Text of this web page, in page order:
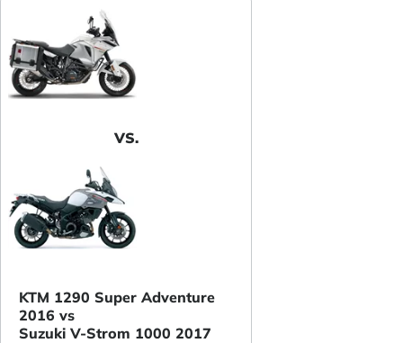
VS.
KTM 1290 Super Adventure
2016 vs
Suzuki V-Strom 1000 2017